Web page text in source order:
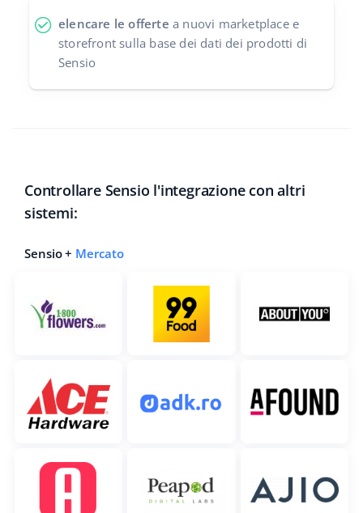
elencare le offerte a nuovi marketplace e
storefront sulla base dei dati dei prodotti di
Sensio
Controllare Sensio l'integrazione con altri
sistemi:
Sensio + Mercato